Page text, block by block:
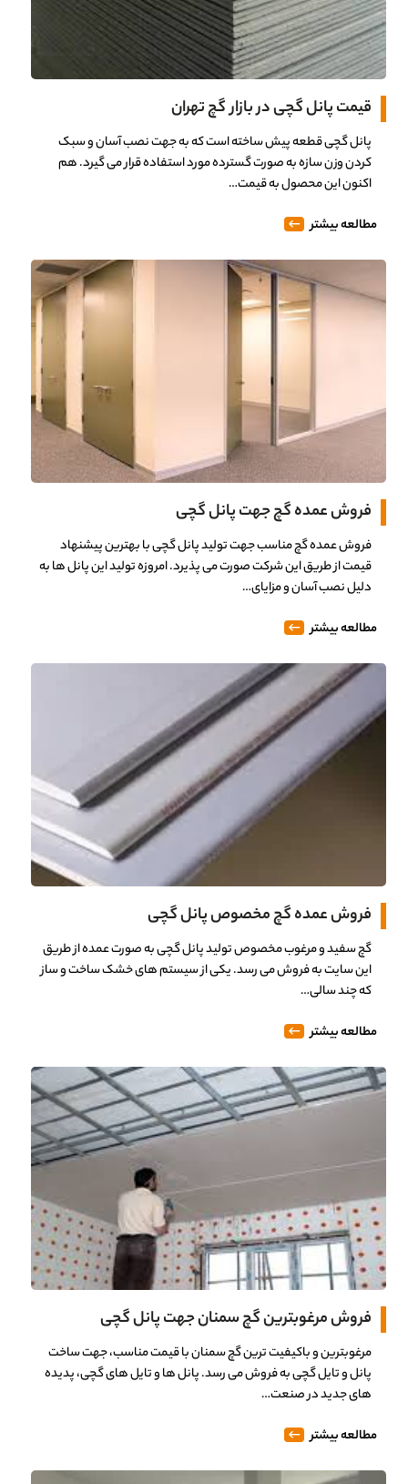
قیمت پانل گچی در بازار گچ تهران
پانل گچی قطعه پیش ساخته است که به جهت نصب آسان و سبک
کردن وزن سازه به صورت گسترده مورد استفاده قرار می گیرد. هم
اکنون این محصول به قیمت…
مطالعه بیشتر
فروش عمده گچ جهت پانل گچی
فروش عمده گچ مناسب جهت تولید پانل گچی با بهترین پیشنهاد
قیمت از طریق این شرکت صورت می پذیرد. امروزه تولید این پانل ها به
دلیل نصب آسان و مزایای…
مطالعه بیشتر
فروش عمده گچ مخصوص پانل گچی
گچ سفید و مرغوب مخصوص تولید پانل گچی به صورت عمده از طریق
این سایت به فروش می رسد. یکی از سیستم های خشک ساخت و ساز
که چند سالی…
مطالعه بیشتر
فروش مرغوبترین گچ سمنان جهت پانل گچی
مرغوبترین و باکیفیت ترین گچ سمنان با قیمت مناسب، جهت ساخت
پانل و تایل گچی به فروش می رسد. پانل ها و تایل های گچی، پدیده
های جدید در صنعت…
مطالعه بیشتر